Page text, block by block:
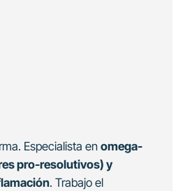
Especialista en omega-
pro-resolutivos) y
. Trabajo el